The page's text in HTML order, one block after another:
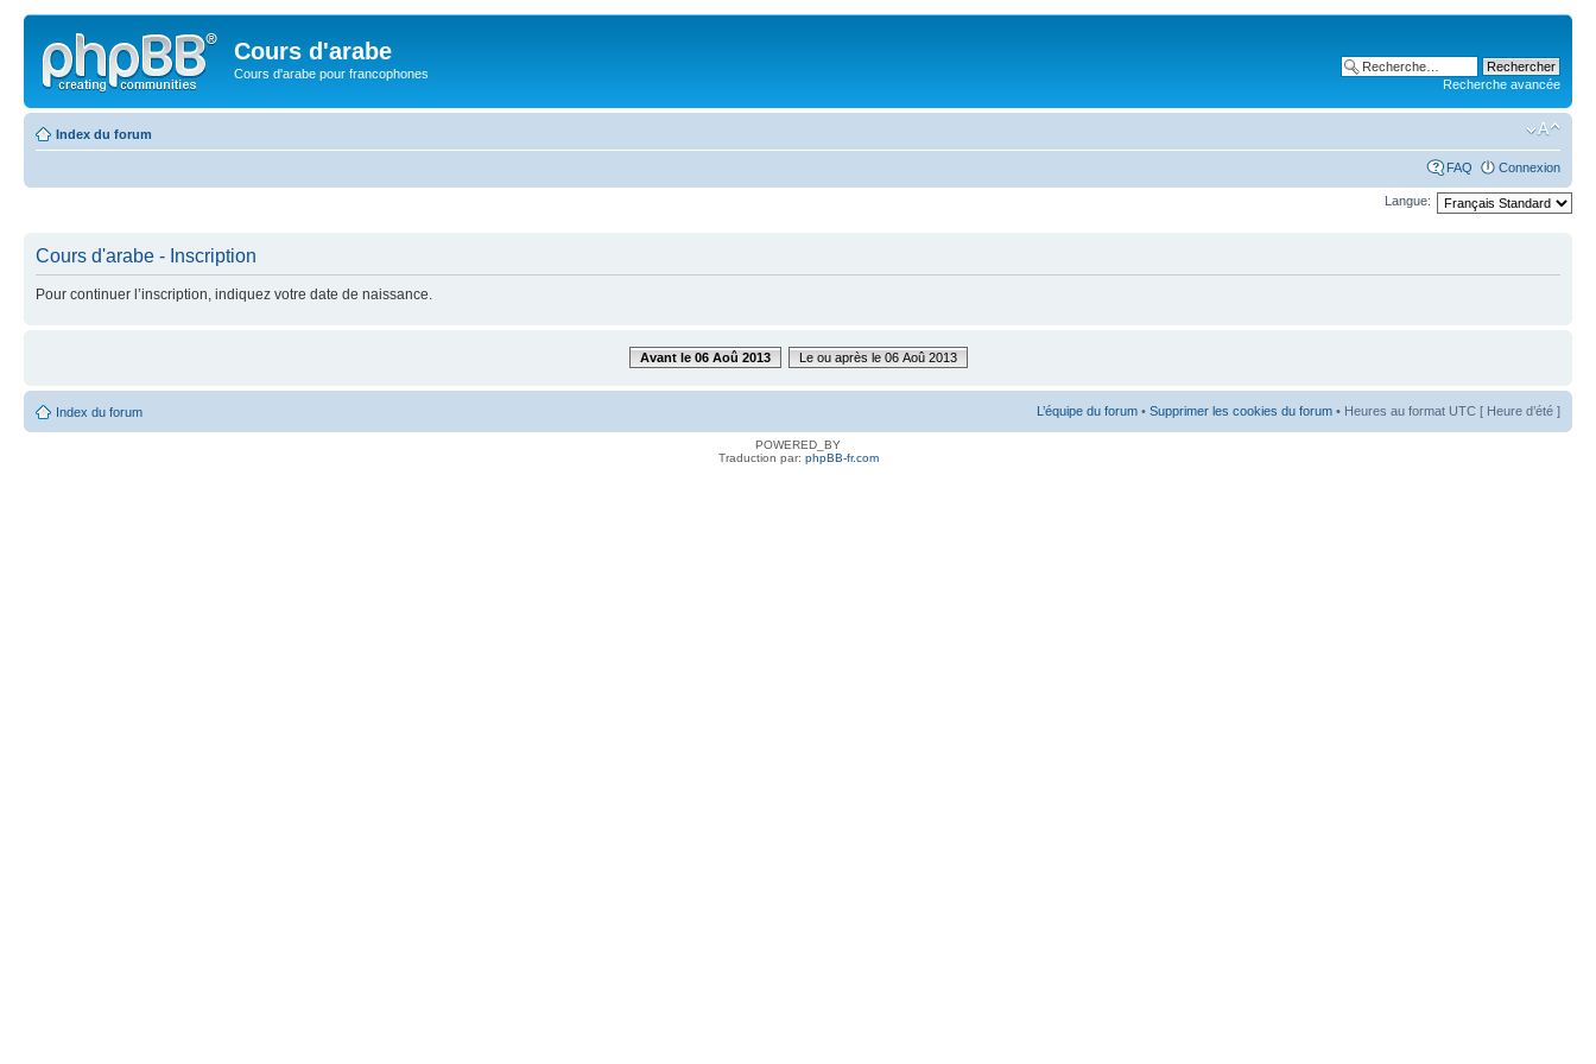
Cours d'arabe
Cours d'arabe pour francophones
Recherche avancée
Index du forum
FAQ Connexion
Langue:
Cours d'arabe - Inscription
Pour continuer l’inscription, indiquez votre date de naissance.
Avant le 06 Aoû 2013 Le ou après le 06 Aoû 2013
Index du forum L’équipe du forum • Supprimer les cookies du forum • Heures au format UTC [ Heure d’été ]
POWERED_BY
Traduction par: phpBB-fr.com